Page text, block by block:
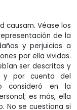
causam. Véase los
de la
y perjuicios a
por ella vividas.
ser descritas y
y por cuenta del
consideró en la
es más, ella
No se cuestiona si